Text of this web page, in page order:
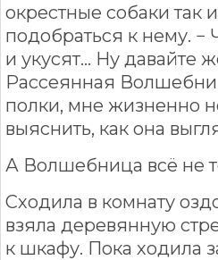
окрестные собаки так
подобраться к нему. −
и укусят… Ну давайте
Рассеянная
полки, мне жизненно
выяснить, как она
А Волшебница всё не
Сходила в комнату
взяла деревянную
к шкафу. Пока ходила